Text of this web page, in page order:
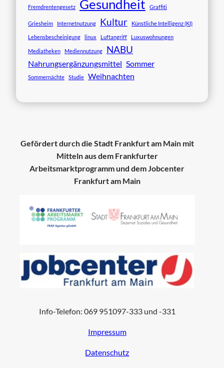
Fremdrentengesetz Gesundheit Graffiti
Griesheim Internetnutzung Kultur Künstliche Intelligenz (KI)
Lebensbescheinigung linux Luftangriff Luxuswohnungen
Mediatheken Mediennutzung NABU
Nahrungsergänzungsmittel Sommer
Sommernächte Studie Weihnachten
Gefördert durch die Stadt Frankfurt am Main mit
Mitteln aus dem Frankfurter
Arbeitsmarktprogramm und dem Jobcenter
Frankfurt am Main
Info-Telefon: 069 951097-333 und -331
Impressum
Datenschutz